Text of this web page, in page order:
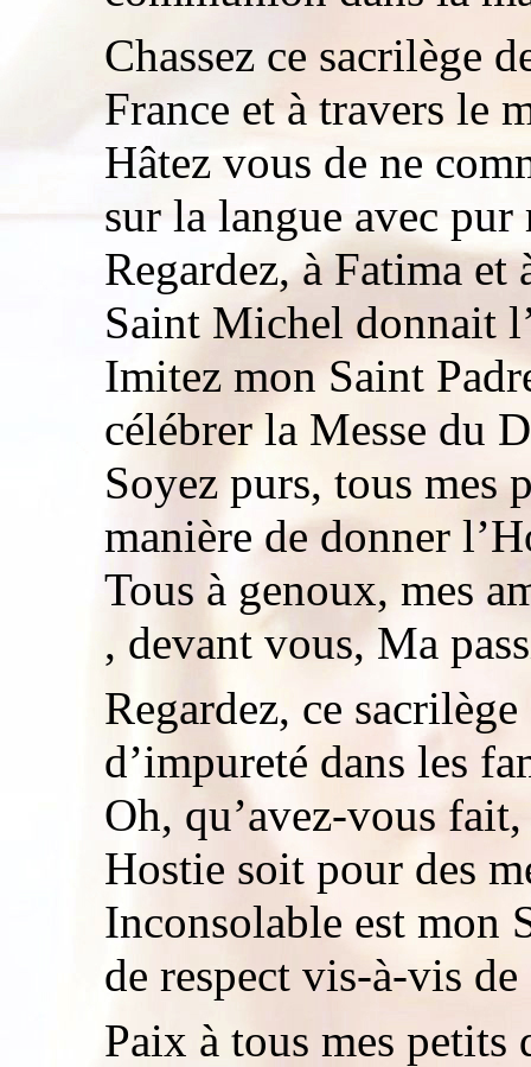
Chassez ce sacrilège
France et à travers le
Hâtez vous de ne
sur la langue avec pur
Regardez, à Fatima et
Saint Michel donnait
Imitez mon Saint
célébrer la Messe du
Soyez purs, tous mes
manière de donner
Tous à genoux, mes
, devant vous, Ma
Regardez, ce
d’impureté dans les
Oh, qu’avez-vous
Hostie soit pour des
Inconsolable est mon
de respect vis-à-vis
Paix à tous mes petits